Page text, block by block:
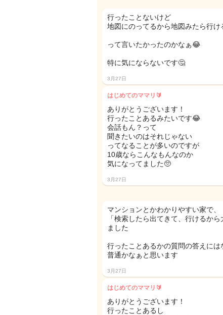
行ったことないけど
地図にのってるから地図みたら行け
って言いたかったのかなぁ😂
特に気にならないです🤔
3月27日
はじめてのママリ🔰
ありがとうございます！
行ったことあるみたいです😂
会話もん？って
聞きたいのはそれじゃない
ってなることが多いのですが
10歳ならこんなもんなのか
気になってました🥺
3月27日
マンションとかわかりやすい家で、
「検索したら出てきて、行けるか
ました
行ったことあるかの質問の答えに
普通かなぁと思います
3月27日
はじめてのママリ🔰
ありがとうございます！
行ったことあるし